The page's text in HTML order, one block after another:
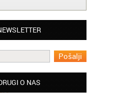
O NAS
vse zaposlene v Akademiji
resnično profesionalni in
opravljajo hitro in